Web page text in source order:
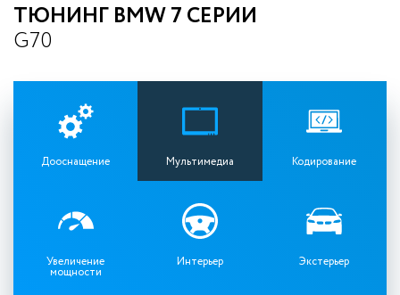
ТЮНИНГ BMW 7 СЕРИИ
G70
Дооснащение Мультимедиа Кодирование
Увеличение
мощности
Интерьер Экстерьер